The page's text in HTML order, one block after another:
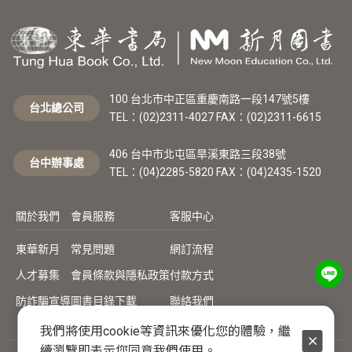
台北總公司
100 台北市中正區重慶南路一段147號5樓
TEL：(02)2311-4027 FAX：(02)2311-6615
台中辦事處
406 台中市北屯區旱溪東路三段38號
TEL：(04)2285-5820 FAX：(04)2435-1520
關於我們
東華新月
人才募集
防詐騙宣導
會員服務
常見問題
會員條款與隱私政策
圖書目錄下載
客服中心
網訂流程
付款方式
聯絡我們
我們將使用cookie等資訊來優化您的體驗，繼